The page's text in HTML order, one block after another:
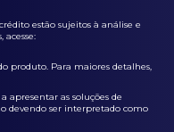
estão sujeitos à análise e
acesse:
produto. Para maiores detalhes,
apresentar as soluções de
devendo ser interpretado como